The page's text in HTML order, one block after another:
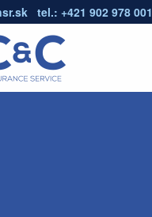
tel.: +421 902 978 001